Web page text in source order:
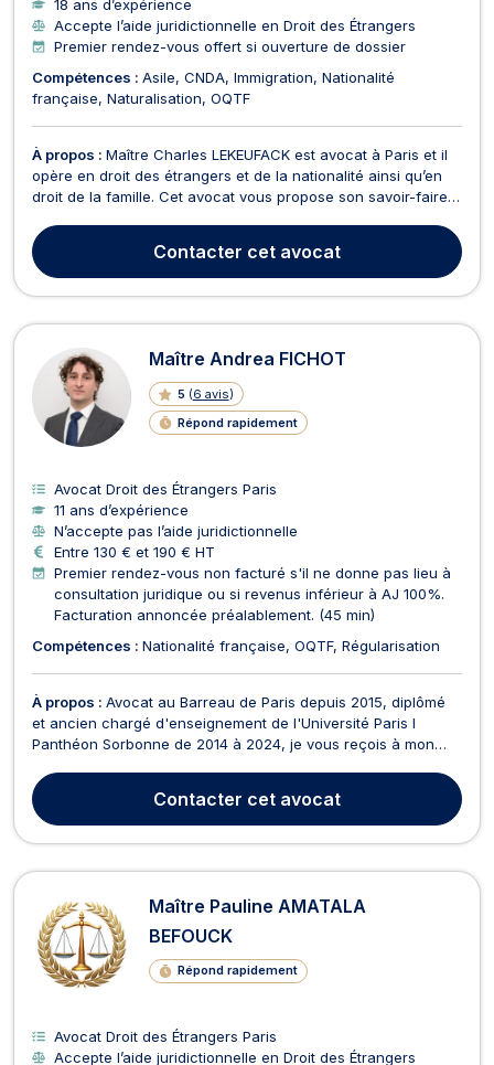
18 ans d’expérience
Accepte l’aide juridictionnelle en Droit des Étrangers
Premier rendez-vous offert si ouverture de dossier
Compétences : Asile CNDA Immigration Nationalité
française Naturalisation OQTF
À propos : Maître Charles LEKEUFACK est avocat à Paris et il
opère en droit des étrangers et de la nationalité ainsi qu’en
droit de la famille. Cet avocat vous propose son savoir-faire
contester les refus de titre de séjour et les refus de visa. Il
vous propose son assist...
Contacter cet avocat
Maître Andrea FICHOT
5 (6 avis)
Répond rapidement
Avocat Droit des Étrangers Paris
11 ans d’expérience
N’accepte pas l’aide juridictionnelle
Entre 130 € et 190 € HT
Premier rendez-vous non facturé s'il ne donne pas lieu à
consultation juridique ou si revenus inférieur à AJ 100%.
Facturation annoncée préalablement. (45 min)
Compétences : Nationalité française OQTF Régularisation
À propos : Avocat au Barreau de Paris depuis 2015, diplômé
et ancien chargé d'enseignement de l'Université Paris I
Panthéon Sorbonne de 2014 à 2024, je vous reçois à mon
Paris. Avocat généraliste par essence, avec la curiosité et le
soin d'être à l'écoute de tout problème j...
Contacter cet avocat
Maître Pauline AMATALA
BEFOUCK
Répond rapidement
Avocat Droit des Étrangers Paris
Accepte l’aide juridictionnelle en Droit des Étrangers